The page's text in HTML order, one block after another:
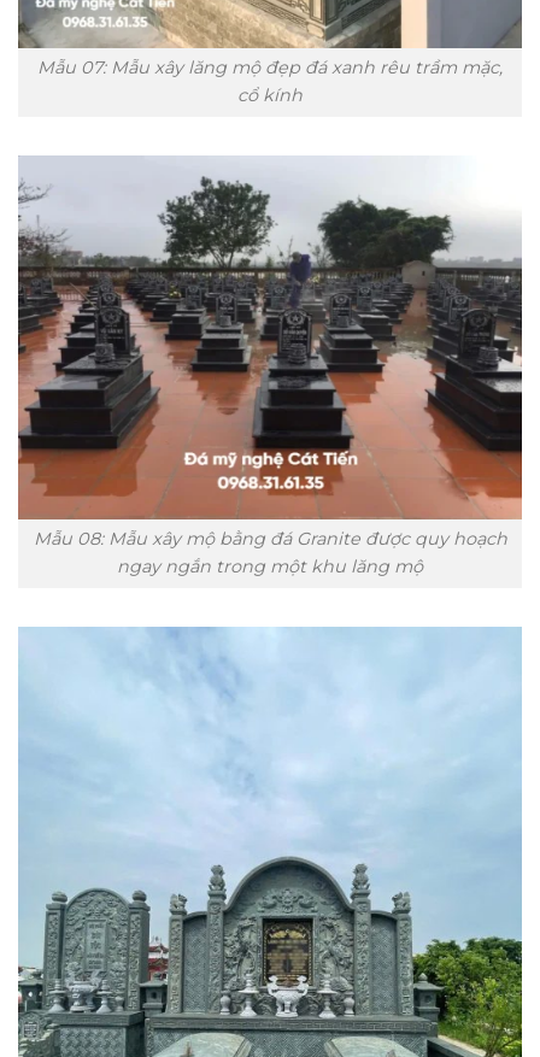
Mẫu 07: Mẫu xây lăng mộ đẹp đá xanh rêu trầm mặc,
cổ kính
Mẫu 08: Mẫu xây mộ bằng đá Granite được quy hoạch
ngay ngắn trong một khu lăng mộ